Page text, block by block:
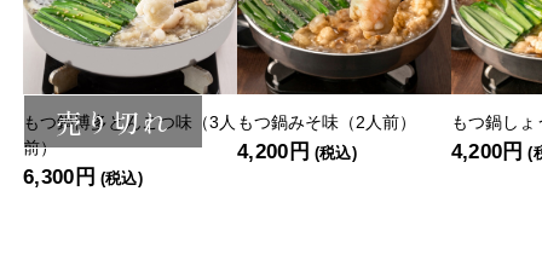
売り切れ
もつ鍋博多とんこつ味（3人
前）
6,300円 (税込)
もつ鍋みそ味（2人前）
4,200円 (税込)
もつ鍋し
4,200円 (